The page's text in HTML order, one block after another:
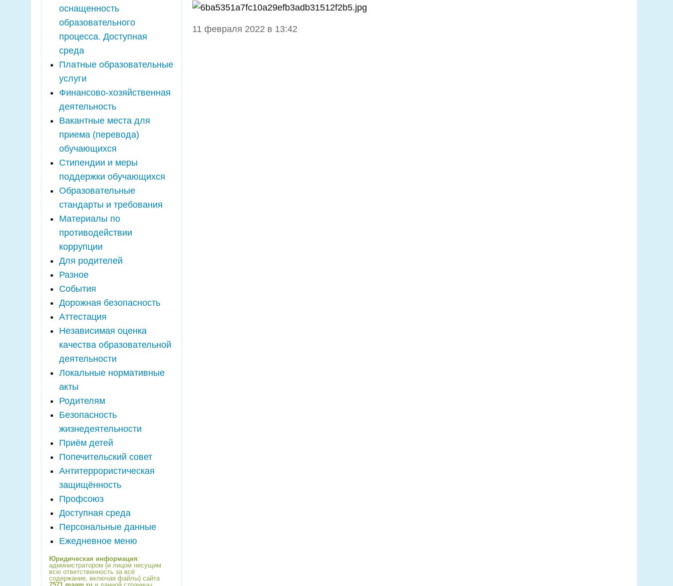
оснащенность
образовательного
процесса. Доступная
среда
Платные образовательные
услуги
Финансово-хозяйственная
деятельность
Вакантные места для
приема (перевода)
обучающихся
Стипендии и меры
поддержки обучающихся
Образовательные
стандарты и требования
Материалы по
противодействии
коррупции
Для родителей
Разное
События
Дорожная безопасность
Аттестация
Независимая оценка
качества образовательной
деятельности
Локальные нормативные
акты
Родителям
Безопасность
жизнедеятельности
Приём детей
Попечительский совет
Антитеррористическая
защищённость
Профсоюз
Доступная среда
Персональные данные
Ежедневное меню
Юридическая информация:
администратором (и лицом несущим
всю ответственность за всё
содержание, включая файлы) сайта
11 февраля 2022 в 13:42